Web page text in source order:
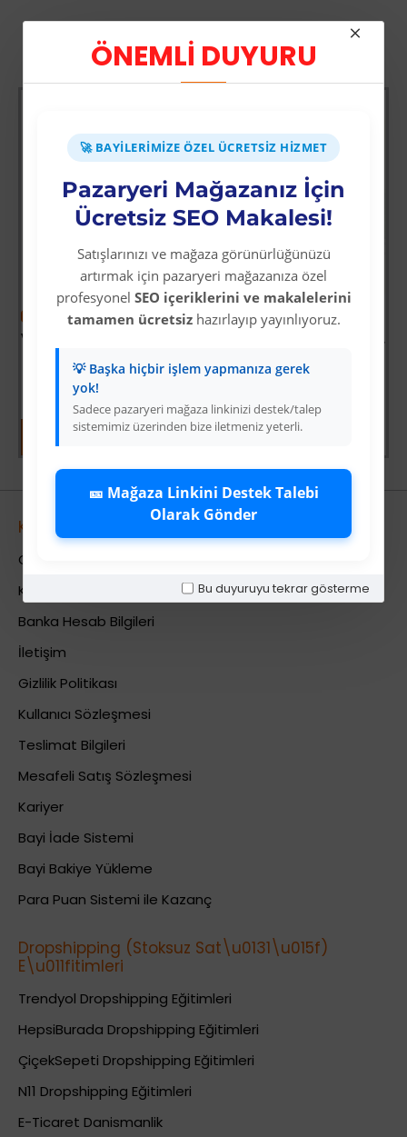
ÖNEMLİ DUYURU
🚀 BAYILERIMIZE ÖZEL ÜCRETSIZ HIZMET
Pazaryeri Mağazanız İçin
Ücretsiz SEO Makalesi!
Satışlarınızı ve mağaza görünürlüğünüzü
artırmak için pazaryeri mağazanıza özel
profesyonel SEO içeriklerini ve makalelerini
tamamen ücretsizhazırlayıp yayınlıyoruz.
💡 Başka hiçbir işlem yapmanıza gerek
yok!
Sadece pazaryeri mağaza linkinizi destek/talep
sistemimiz üzerinden bize iletmeniz yeterli.
🎫 Mağaza Linkini Destek Talebi
Olarak Gönder
Bu duyuruyu tekrar gösterme
Diğer Kategori Ürünleri
Üyelere Özel Fiyat
Üye Olunuz
-64 %
Çiftlik Öyküleri - Kayıp Sürü
Üyelere Özel Fiyat
Üye Olunuz
Kurumsal
Colezium Hakkında
Kurumsal Bilgiler
Banka Hesab Bilgileri
İletişim
Gizlilik Politikası
Kullanıcı Sözleşmesi
Teslimat Bilgileri
Mesafeli Satış Sözleşmesi
Kariyer
Bayi İade Sistemi
Bayi Bakiye Yükleme
Para Puan Sistemi ile Kazanç
Dropshipping (Stoksuz Sat\u0131\u015f)
E\u011fitimleri
Trendyol Dropshipping Eğitimleri
HepsiBurada Dropshipping Eğitimleri
ÇiçekSepeti Dropshipping Eğitimleri
N11 Dropshipping Eğitimleri
E-Ticaret Danismanlik